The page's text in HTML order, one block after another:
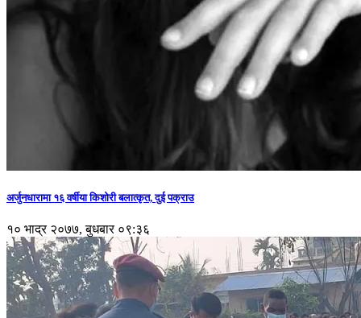
अर्जुनधारामा १६ वर्षीया किशोरी बलात्कृत, दुई पक्राउ
१० भाद्र २०७७, बुधबार ०९:३६